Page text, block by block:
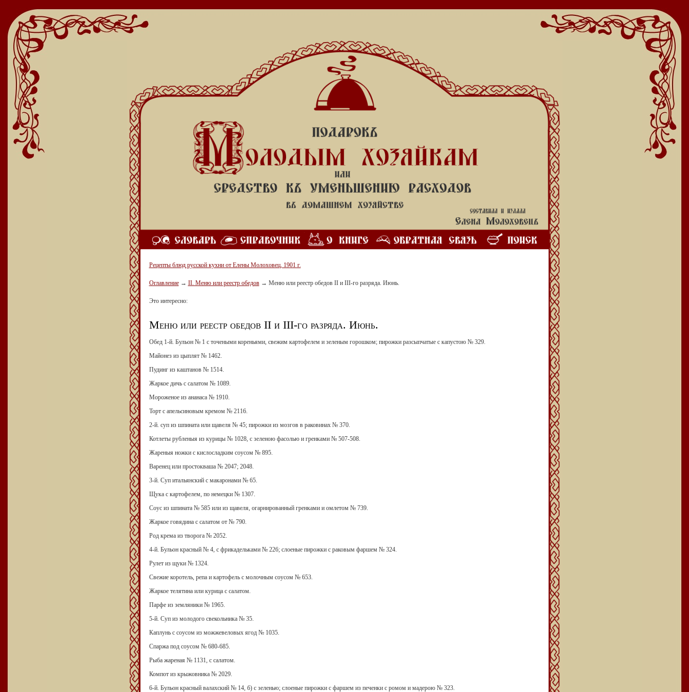
Рецепты блюд русской кухни от Елены Молоховец, 1901 г.
Оглавление → II. Меню или реестр обедов → Меню или реестр обедов II и III-го разряда. Июнь.
Это интересно:
Меню или реестр обедов II и III-го разряда. Июнь.
Обед 1-й. Бульон № 1 с точеными кореньями, свежим картофелем и зеленым горошком; пирожки разсыпчатые с капустою № 329.
Майонез из цыплят № 1462.
Пудинг из каштанов № 1514.
Жаркое дичь с салатом № 1089.
Мороженое из ананаса № 1910.
Торт с апельсиновым кремом № 2116.
2-й. суп из шпината или щавеля № 45; пирожки из мозгов в раковинах № 370.
Котлеты рубленыя из курицы № 1028, с зеленою фасолью и гренками № 507-508.
Жареныя ножки с кислосладким соусом № 895.
Варенец или простокваша № 2047; 2048.
3-й. Суп итальянский с макаронами № 65.
Щука с картофелем, по немецки № 1307.
Соус из шпината № 585 или из щавеля, огарнированный гренками и омлетом № 739.
Жаркое говядина с салатом от № 790.
Род крема из творога № 2052.
4-й. Бульон красный № 4, с фрикадельками № 226; слоеные пирожки с раковым фаршем № 324.
Рулет из щуки № 1324.
Свежие коротель, репа и картофель с молочным соусом № 653.
Жаркое телятина или курица с салатом.
Парфе из земляники № 1965.
5-й. Суп из молодого свекольника № 35.
Каплунь с соусом из можжевеловых ягод № 1035.
Спаржа под соусом № 680-685.
Рыба жареная № 1131, с салатом.
Компот из крыжовника № 2029.
6-й. Бульон красный валахский № 14, б) с зеленью; слоеные пирожки с фаршем из печенки с ромом и мадерою № 323.